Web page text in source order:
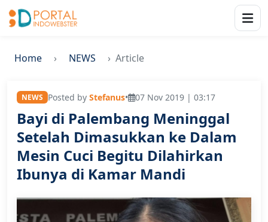
Home NEWS Article
NEWS Posted by Stefanus• 07 Nov 2019 | 03:17
Bayi di Palembang Meninggal
Setelah Dimasukkan ke Dalam
Mesin Cuci Begitu Dilahirkan
Ibunya di Kamar Mandi